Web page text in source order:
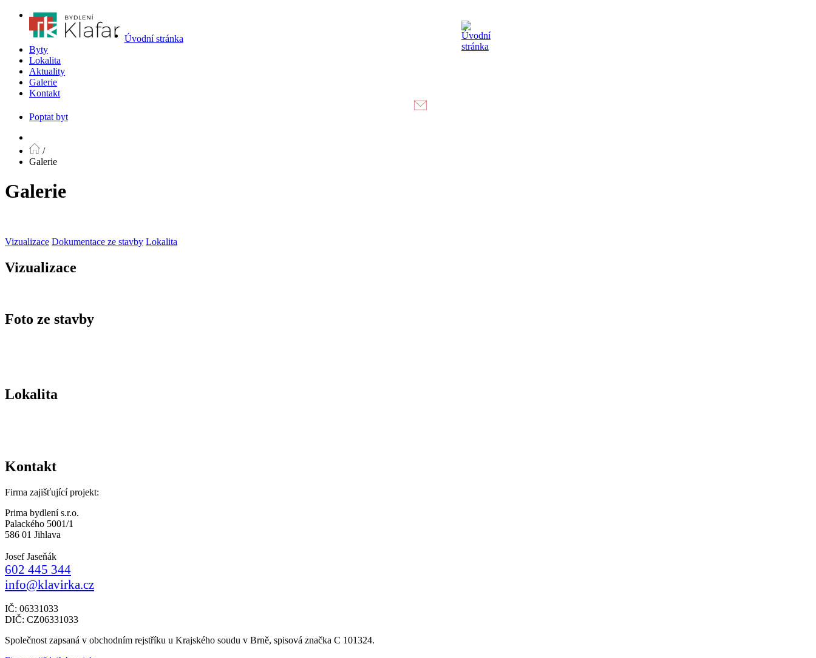
Úvodní stránka
Byty
Lokalita
Aktuality
Galerie
Kontakt
Poptat byt
/
Galerie
Galerie
Vizualizace Dokumentace ze stavby Lokalita
Vizualizace
Foto ze stavby
Lokalita
Kontakt
Firma zajišťující projekt:
Prima bydlení s.r.o.
Palackého 5001/1
586 01 Jihlava
Josef Jaseňák
602 445 344
info@klavirka.cz
IČ: 06331033
DIČ: CZ06331033
Společnost zapsaná v obchodním rejstříku u Krajského soudu v Brně, spisová značka C 101324.